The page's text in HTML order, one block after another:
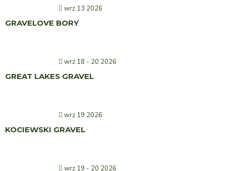
wrz 13 2026
GRAVELOVE BORY
wrz 18 - 20 2026
GREAT LAKES GRAVEL
wrz 19 2026
KOCIEWSKI GRAVEL
wrz 19 - 20 2026